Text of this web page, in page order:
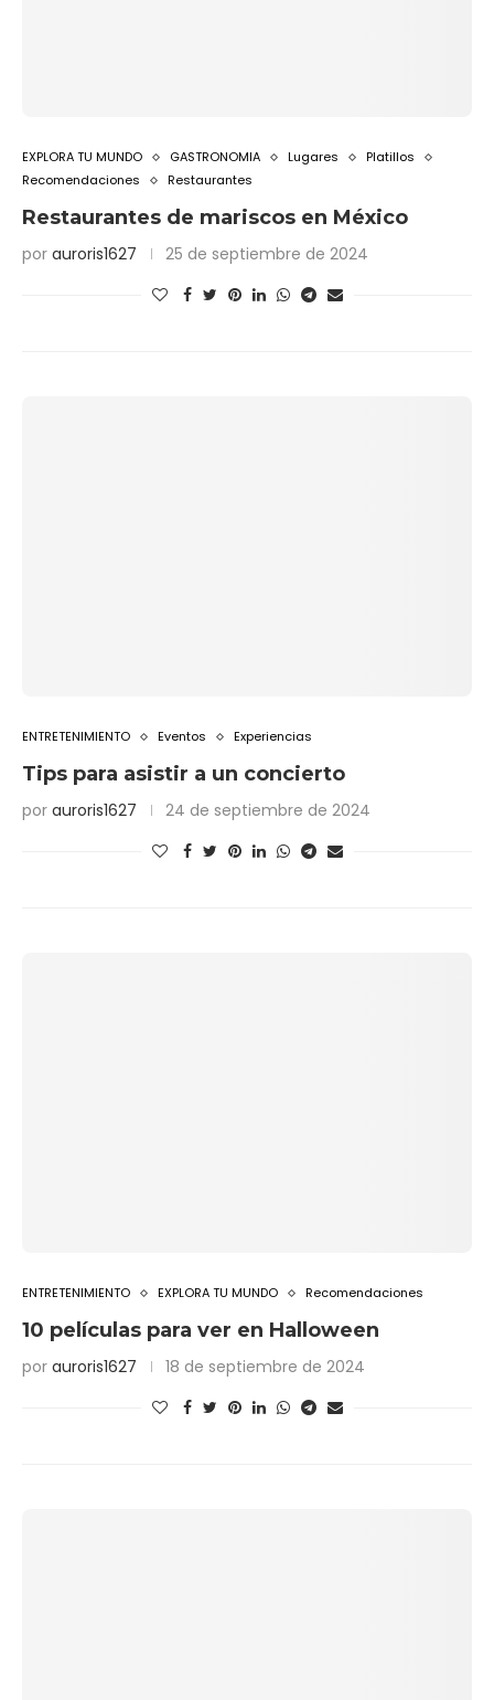
EXPLORA TU MUNDO GASTRONOMIA Lugares
Platillos
Recomendaciones
Restaurantes
Restaurantes de mariscos en México
por auroris1627 25 de septiembre de 2024
ENTRETENIMIENTO Eventos Experiencias
Tips para asistir a un concierto
por auroris1627 24 de septiembre de 2024
ENTRETENIMIENTO EXPLORA TU MUNDO Recomendaciones
10 películas para ver en Halloween
por auroris1627 18 de septiembre de 2024